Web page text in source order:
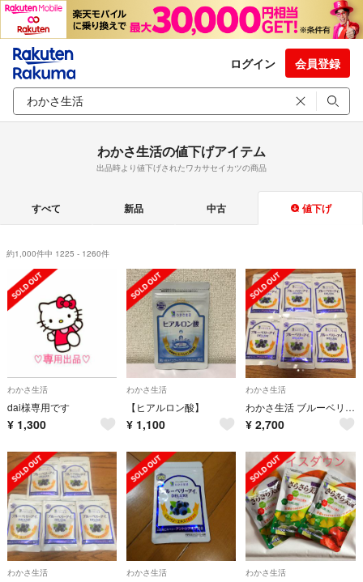
ログイン 会員登録
わかさ生活の値下げアイテム
出品時より値下げされたワカサセイカツの商品
すべて 新品 中古 値下げ
約1,000件中 1225 - 1260件
わかさ生活
dai様専用です
¥ 1,300
わかさ生活
【ヒアルロン酸】
¥ 1,100
わかさ生活
わかさ生活 ブルーベリーアイ 2袋セット
¥ 2,700
わかさ生活 わかさ生活 わかさ生活